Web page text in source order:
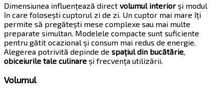
Dimensiunea influențează direct volumul interiorși modul
în care folosești cuptorul zi de zi. Un cuptor mai mare îți
permite să pregătești mese complexe sau mai multe
preparate simultan. Modelele compacte sunt suficiente
pentru gătit ocazional și consum mai redus de energie.
Alegerea potrivită depinde de spațiul din bucătărie
obiceiurile tale culinare și frecvența utilizării.
Volumul